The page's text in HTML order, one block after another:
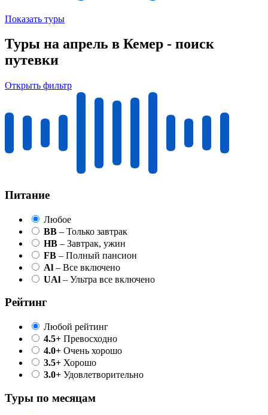
Показать туры
Туры на апрель в Кемер - поиск
путевки
Открыть фильтр
Питание
Любое
BB – Только завтрак
HB – Завтрак, ужин
FB – Полный пансион
Al – Все включено
UAl – Ультра все включено
Рейтинг
Любой рейтинг
4.5+ Превосходно
4.0+ Очень хорошо
3.5+ Хорошо
3.0+ Удовлетворительно
Туры по месяцам